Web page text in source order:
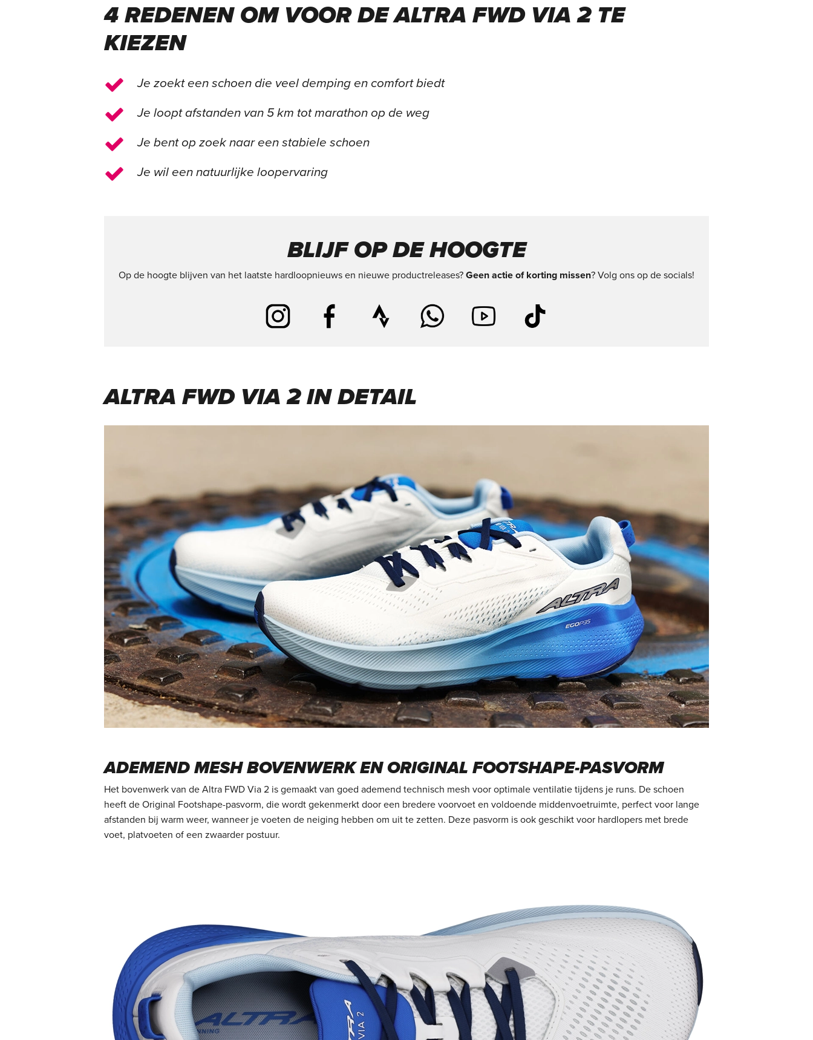
4 REDENEN OM VOOR DE ALTRA FWD VIA 2 TE
KIEZEN
Je zoekt een schoen die veel demping en comfort biedt
Je loopt afstanden van 5 km tot marathon op de weg
Je bent op zoek naar een stabiele schoen
Je wil een natuurlijke loopervaring
BLIJF OP DE HOOGTE
Op de hoogte blijven van het laatste hardloopnieuws en nieuwe productreleases? Geen actie of korting missen? Volg ons op de socials!
ALTRA FWD VIA 2 IN DETAIL
ADEMEND MESH BOVENWERK EN ORIGINAL FOOTSHAPE-PASVORM
Het bovenwerk van de Altra FWD Via 2 is gemaakt van goed ademend technisch mesh voor optimale ventilatie tijdens je runs. De schoen
heeft de Original Footshape-pasvorm, die wordt gekenmerkt door een bredere voorvoet en voldoende middenvoetruimte, perfect voor lange
afstanden bij warm weer, wanneer je voeten de neiging hebben om uit te zetten. Deze pasvorm is ook geschikt voor hardlopers met brede
voet, platvoeten of een zwaarder postuur.